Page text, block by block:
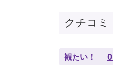
クチコミ
観たい！ 0